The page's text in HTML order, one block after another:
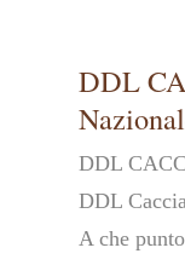
DDL
DDL
DDL
A che